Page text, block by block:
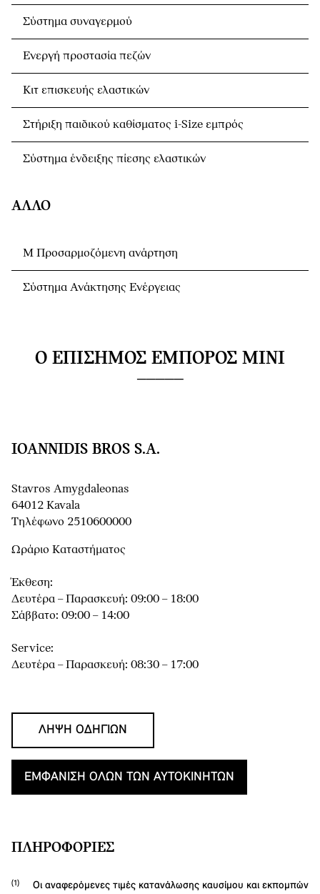
Σύστημα συναγερμού
Ενεργή προστασία πεζών
Κιτ επισκευής ελαστικών
Στήριξη παιδικού καθίσματος i-Size εμπρός
Σύστημα ένδειξης πίεσης ελαστικών
ΆΛΛΟ
Μ Προσαρμοζόμενη ανάρτηση
Σύστημα Ανάκτησης Ενέργειας
Ο ΕΠΊΣΗΜΟΣ ΈΜΠΟΡΟΣ MINI
IOANNIDIS BROS S.A.
Stavros Amygdaleonas
64012 Kavala
Τηλέφωνο 2510600000
Ωράριο Καταστήματος
Έκθεση:
Δευτέρα – Παρασκευή: 09:00 – 18:00
Σάββατο: 09:00 – 14:00
Service:
Δευτέρα – Παρασκευή: 08:30 – 17:00
ΛΉΨΗ ΟΔΗΓΙΏΝ
ΕΜΦΆΝΙΣΗ ΌΛΩΝ ΤΩΝ ΑΥΤΟΚΙΝΉΤΩΝ
ΠΛΗΡΟΦΟΡΊΕΣ
Οι αναφερόμενες τιμές κατανάλωσης καυσίμου και εκπομπών